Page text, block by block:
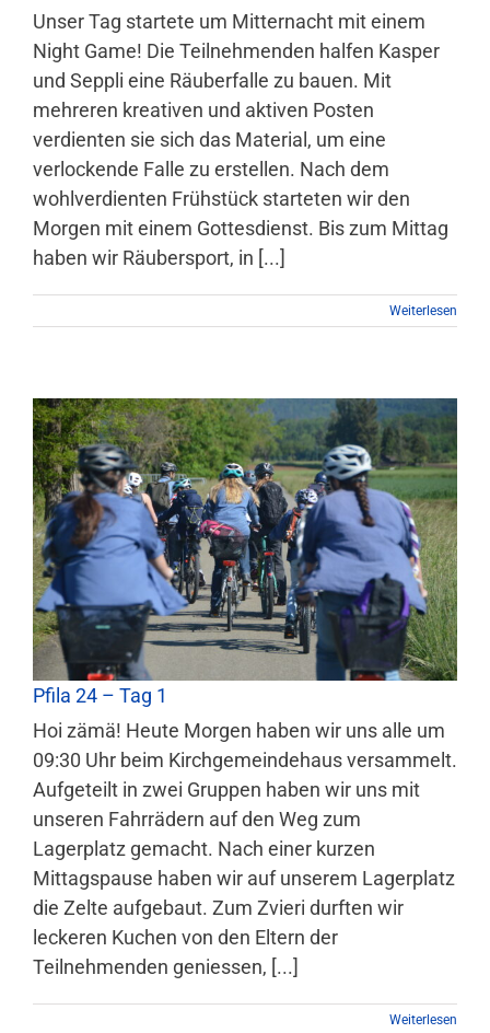
Unser Tag startete um Mitternacht mit einem
Night Game! Die Teilnehmenden halfen Kasper
und Seppli eine Räuberfalle zu bauen. Mit
mehreren kreativen und aktiven Posten
verdienten sie sich das Material, um eine
verlockende Falle zu erstellen. Nach dem
wohlverdienten Frühstück starteten wir den
Morgen mit einem Gottesdienst. Bis zum Mittag
haben wir Räubersport, in [...]
Weiterlesen
Pfila 24 – Tag 1
Hoi zämä! Heute Morgen haben wir uns alle um
09:30 Uhr beim Kirchgemeindehaus versammelt.
Aufgeteilt in zwei Gruppen haben wir uns mit
unseren Fahrrädern auf den Weg zum
Lagerplatz gemacht. Nach einer kurzen
Mittagspause haben wir auf unserem Lagerplatz
die Zelte aufgebaut. Zum Zvieri durften wir
leckeren Kuchen von den Eltern der
Teilnehmenden geniessen, [...]
Weiterlesen